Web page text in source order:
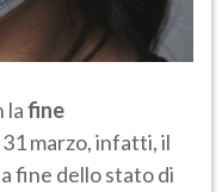
lafine
31 marzo, infatti, il
fine dello stato di